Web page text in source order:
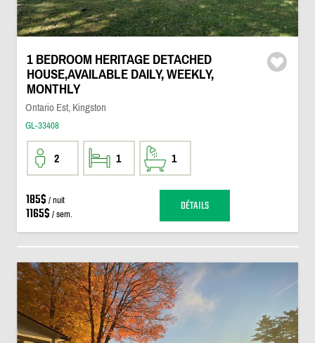
1 BEDROOM HERITAGE DETACHED
HOUSE,AVAILABLE DAILY, WEEKLY,
MONTHLY
Ontario Est, Kingston
GL-33408
2 1 1
185$ / nuit
1165$ / sem. DÉTAILS